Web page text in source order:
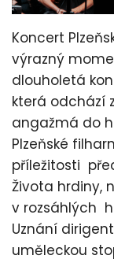
Koncert
výrazný
dlouholetá
která odchází
angažmá do
Plzeňské
příležitosti
Života hrdiny,
v rozsáhlých
Uznání
uměleckou